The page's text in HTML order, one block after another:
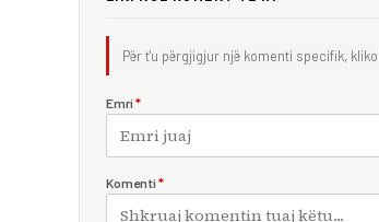
Për t'u përgjigjur një komenti specifik,
Emri *
Komenti *